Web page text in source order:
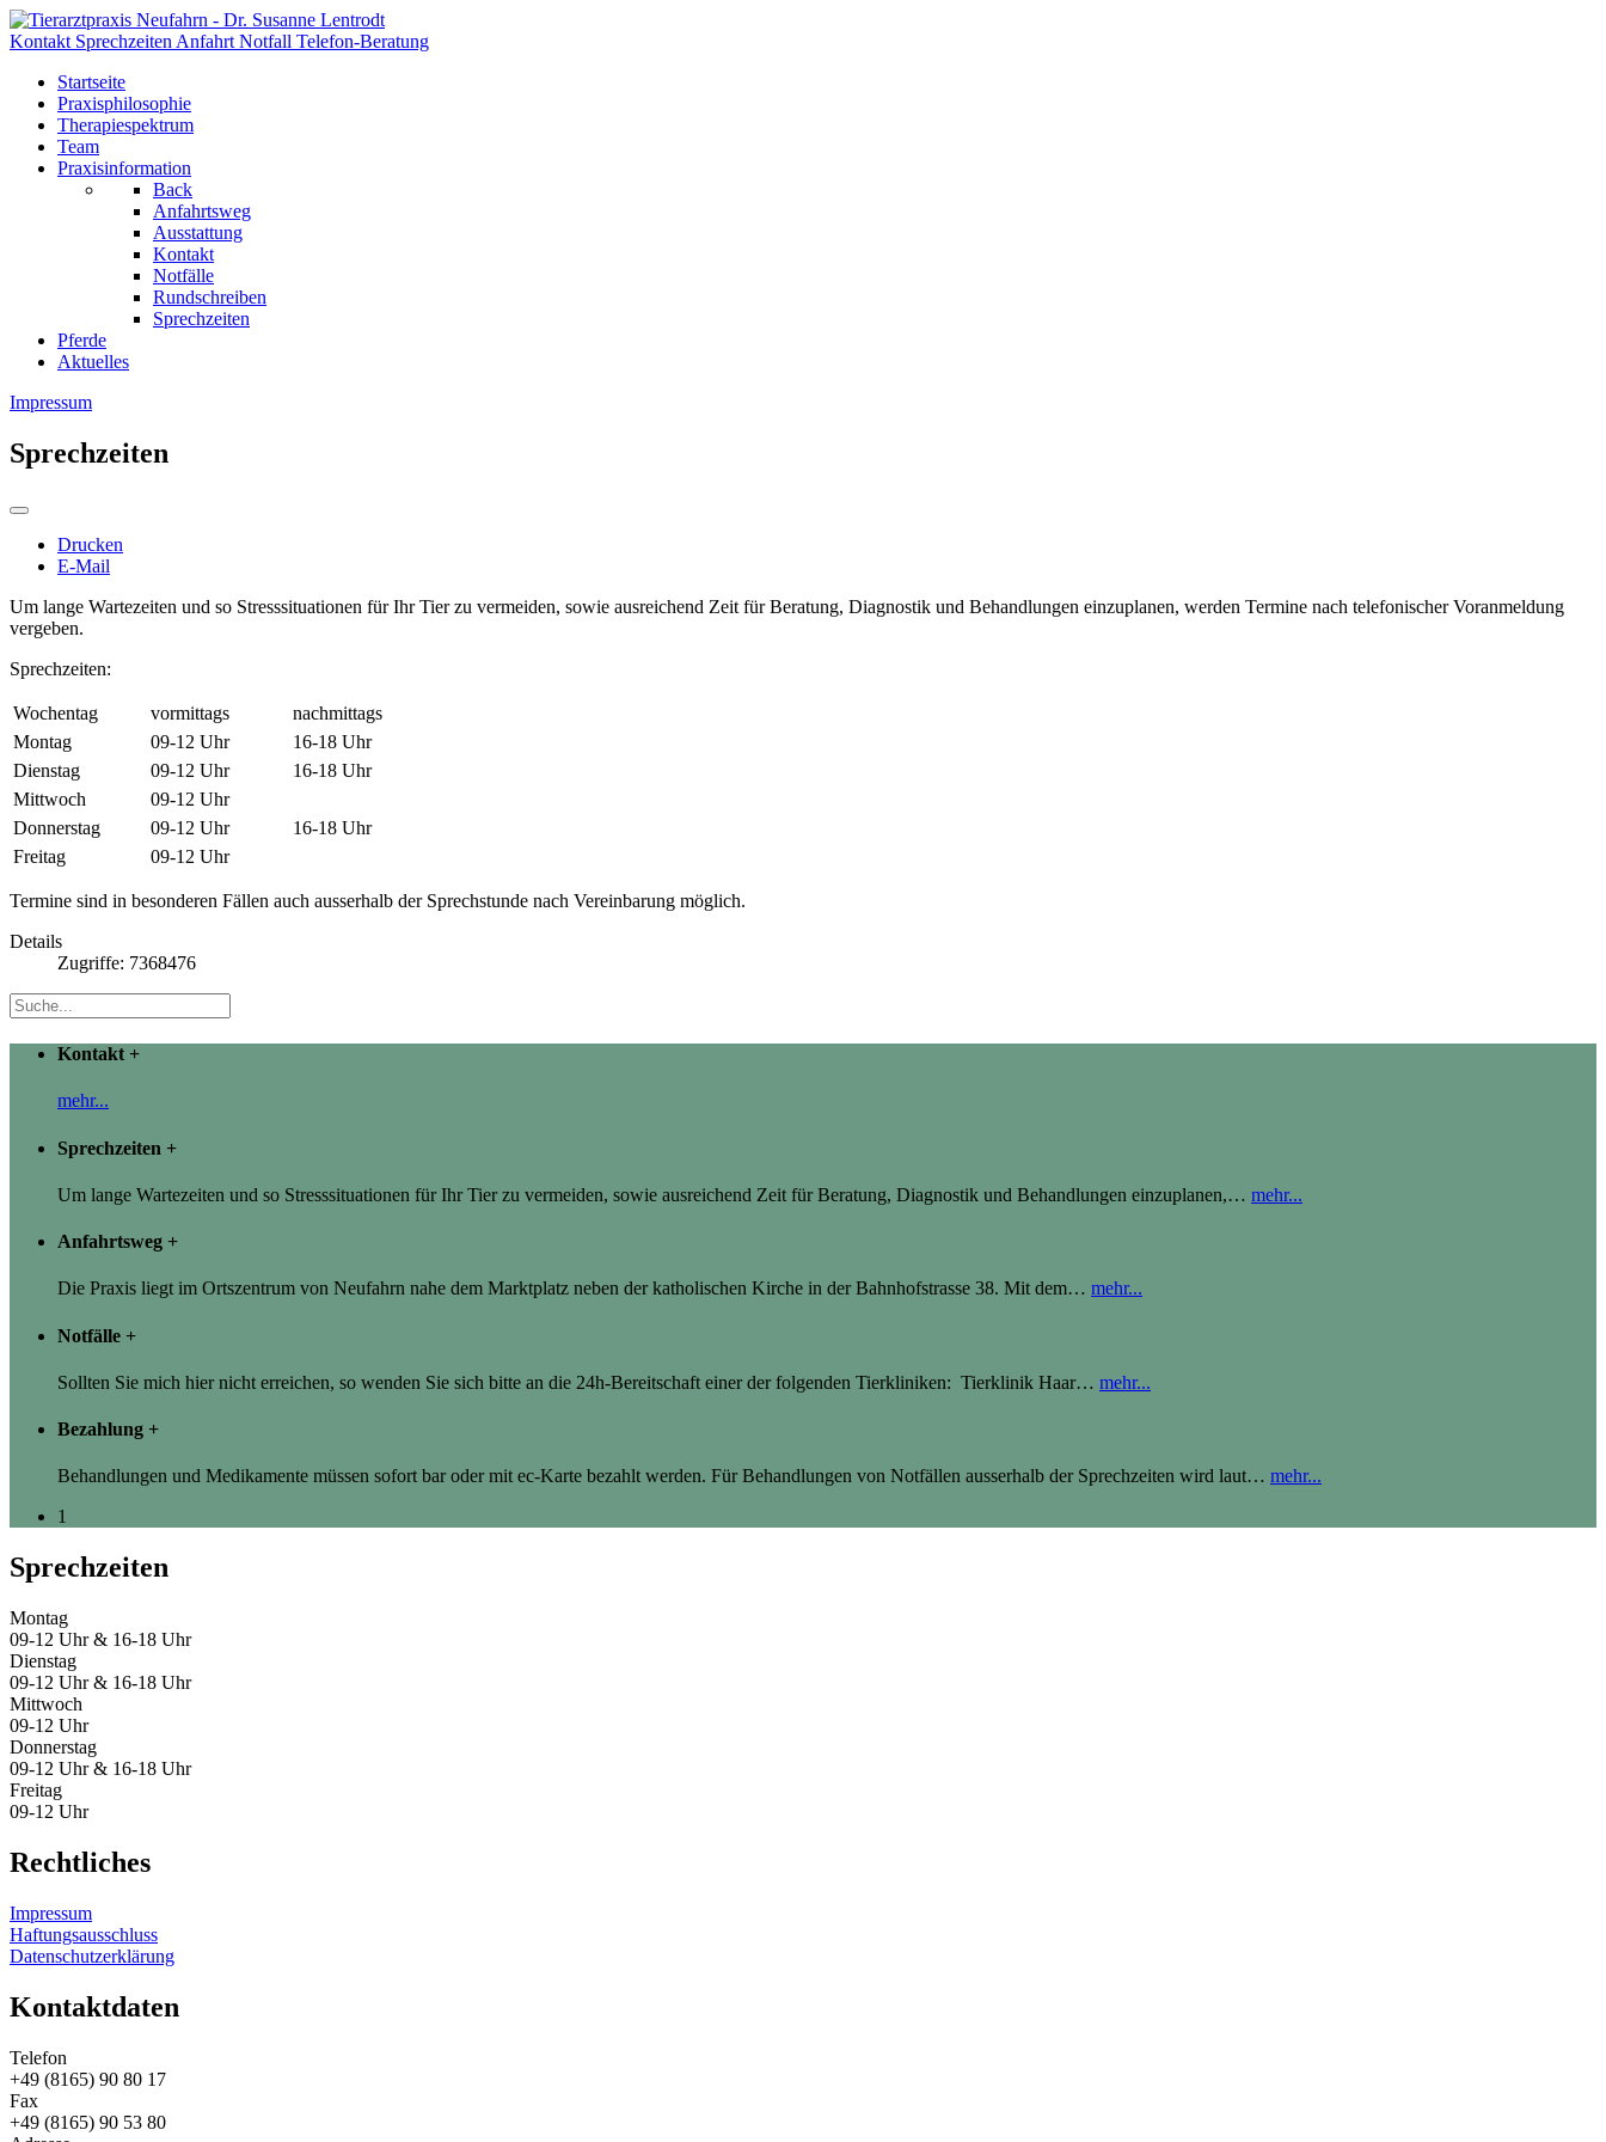
Kontakt Sprechzeiten Anfahrt Notfall Telefon-Beratung
Startseite
Praxisphilosophie
Therapiespektrum
Team
Praxisinformation
Back
Anfahrtsweg
Ausstattung
Kontakt
Notfälle
Rundschreiben
Sprechzeiten
Pferde
Aktuelles
Impressum
Sprechzeiten
Drucken
E-Mail
Um lange Wartezeiten und so Stresssituationen für Ihr Tier zu vermeiden, sowie ausreichend Zeit für Beratung, Diagnostik und Behandlungen einzuplanen, werden Termine nach telefonischer Voranmeldung
vergeben.
Sprechzeiten:
Wochentag vormittags
nachmittags
Montag
09-12 Uhr
16-18 Uhr
Dienstag
09-12 Uhr
16-18 Uhr
Mittwoch
09-12 Uhr
Donnerstag
09-12 Uhr
16-18 Uhr
Freitag
09-12 Uhr
Termine sind in besonderen Fällen auch ausserhalb der Sprechstunde nach Vereinbarung möglich.
Details
Zugriffe: 7368476
Kontakt +
mehr...
Sprechzeiten +
Um lange Wartezeiten und so Stresssituationen für Ihr Tier zu vermeiden, sowie ausreichend Zeit für Beratung, Diagnostik und Behandlungen einzuplanen,… mehr...
Anfahrtsweg +
Die Praxis liegt im Ortszentrum von Neufahrn nahe dem Marktplatz neben der katholischen Kirche in der Bahnhofstrasse 38. Mit dem… mehr...
Notfälle +
Sollten Sie mich hier nicht erreichen, so wenden Sie sich bitte an die 24h-Bereitschaft einer der folgenden Tierkliniken: Tierklinik Haar… mehr...
Bezahlung +
Behandlungen und Medikamente müssen sofort bar oder mit ec-Karte bezahlt werden. Für Behandlungen von Notfällen ausserhalb der Sprechzeiten wird laut… mehr...
1
Sprechzeiten
Montag
09-12 Uhr & 16-18 Uhr
Dienstag
09-12 Uhr & 16-18 Uhr
Mittwoch
09-12 Uhr
Donnerstag
09-12 Uhr & 16-18 Uhr
Freitag
09-12 Uhr
Rechtliches
Impressum
Haftungsausschluss
Datenschutzerklärung
Kontaktdaten
Telefon
+49 (8165) 90 80 17
Fax
+49 (8165) 90 53 80